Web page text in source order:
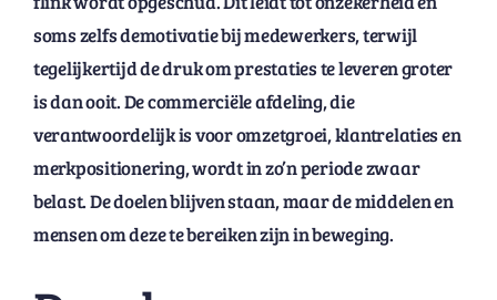
soms zelfs demotivatie bij medewerkers, terwijl
tegelijkertijd de druk om prestaties te leveren groter
is dan ooit. De commerciële afdeling, die
verantwoordelijk is voor omzetgroei, klantrelaties en
merkpositionering, wordt in zo’n periode zwaar
belast. De doelen blijven staan, maar de middelen en
mensen om deze te bereiken zijn in beweging.